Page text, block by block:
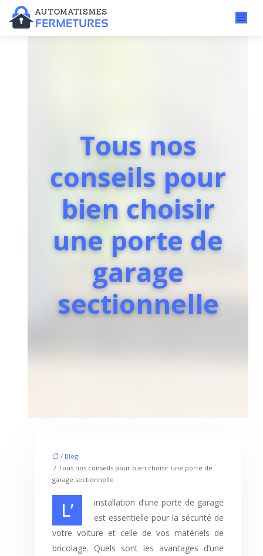
Tous nos
conseils pour
bien choisir
une porte de
garage
sectionnelle
/ Blog
/ Tous nos conseils pour bien choisir une porte de
garage sectionnelle
L’installation d’une porte de garage
est essentielle pour la sécurité de
votre voiture et celle de vos matériels de
bricolage. Quels sont les avantages d’une